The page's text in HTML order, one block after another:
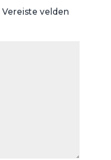
Vereiste velden